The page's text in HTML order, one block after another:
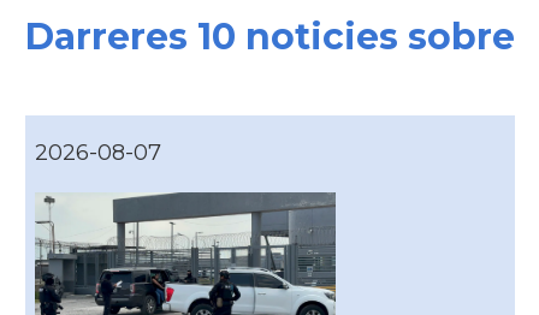
Darreres 10 noticies sobre
2026-08-07